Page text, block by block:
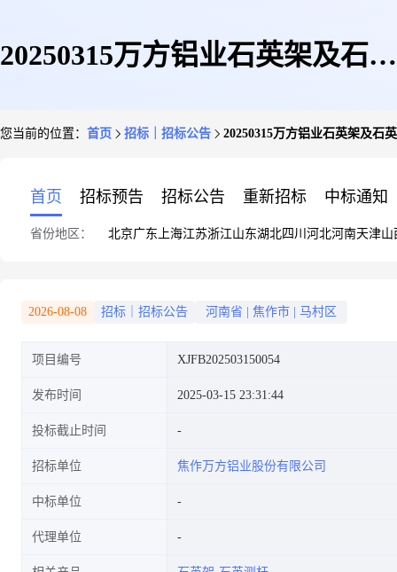
20250315万方铝业石英架及石英
您当前的位置： 首页 招标｜招标公告 20250315万方铝业石英架及石
首页 招标预告 招标公告 重新招标 中标通知
省份地区： 北京广东 上海江苏浙江山东湖北四川 河北河南天津山
2026-08-08 招标｜招标公告 河南省 焦作市 马村区
项目编号 XJFB202503150054
发布时间 2025-03-15 23:31:44
投标截止时间
招标单位 焦作万方铝业股份有限公司
中标单位
代理单位